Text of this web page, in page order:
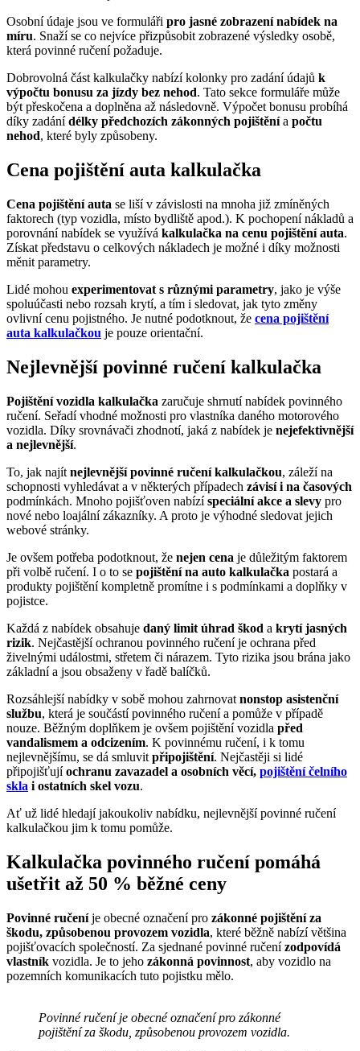
Osobní údaje jsou ve formuláři pro jasné zobrazení nabídek na
míru. Snaží se co nejvíce přizpůsobit zobrazené výsledky osobě,
která povinné ručení požaduje.
Dobrovolná část kalkulačky nabízí kolonky pro zadání údajů k
výpočtu bonusu za jízdy bez nehod. Tato sekce formuláře může
být přeskočena a doplněna až následovně. Výpočet bonusu probíhá
díky zadánídélky předchozích zákonných pojištěnía počtu
nehod, které byly způsobeny.
Cena pojištění auta kalkulačka
Cena pojištění auta se liší v závislosti na mnoha již zmíněných
faktorech (typ vozidla, místo bydliště apod.). K pochopení nákladů a
porovnání nabídek se využívá kalkulačka na cenu pojištění auta.
Získat představu o celkových nákladech je možné i díky možnosti
měnit parametry.
Lidé mohou experimentovat s různými parametry, jako je výše
spoluúčasti nebo rozsah krytí, a tím i sledovat, jak tyto změny
ovlivní cenu pojistného. Je nutné podotknout, že cena pojištění
auta kalkulačkou je pouze orientační.
Nejlevnější povinné ručení kalkulačka
Pojištění vozidla kalkulačka zaručuje shrnutí nabídek povinného
ručení. Seřadí vhodné možnosti pro vlastníka daného motorového
vozidla. Díky srovnávači zhodnotí, jaká z nabídek je nejefektivnější
a nejlevnější.
To, jak najít nejlevnější povinné ručení kalkulačkou, záleží na
schopnosti vyhledávat a v některých případech závisí i na časových
podmínkách. Mnoho pojišťoven nabízíspeciální akce a slevy pro
nové nebo loajální zákazníky. A proto je výhodné sledovat jejich
webové stránky.
Je ovšem potřeba podotknout, že nejen cena je důležitým faktorem
při volbě ručení. I o to se pojištění na auto kalkulačka postará a
produkty pojištění kompletně promítne i s podmínkami a doplňky v
pojistce.
Každá z nabídek obsahuje daný limit úhrad škod a krytí jasných
rizik. Nejčastější ochranou povinného ručení je ochrana před
živelnými událostmi, střetem či nárazem. Tyto rizika jsou brána jako
základní a jsou obsaženy v řadě balíčků.
Rozsáhlejší nabídky v sobě mohou zahrnovat nonstop asistenční
službu, která je součástí povinného ručení a pomůže v případě
nouze. Běžným doplňkem je ovšem pojištění vozidla před
vandalismem a odcizením. K povinnému ručení, i k tomu
nejlevnějšímu, se dá smluvit připojištění. Nejčastěji si lidé
připojišťujíochranu zavazadel a osobních věcí, pojištění čelního
skla i ostatních skel vozu.
Ať už lidé hledají jakoukoliv nabídku, nejlevnější povinné ručení
kalkulačkou jim k tomu pomůže.
Kalkulačka povinného ručení pomáhá
ušetřit až 50 % běžné ceny
Povinné ručeníje obecné označení pro zákonné pojištění za
škodu, způsobenou provozem vozidla, které běžně nabízí většina
pojišťovacích společností. Za sjednané povinné ručenízodpovídá
vlastník vozidla. Je to jeho zákonná povinnost, aby vozidlo na
pozemních komunikacích tuto pojistku mělo.
Povinné ručení je obecné označení pro zákonné
pojištění za škodu, způsobenou provozem vozidla.